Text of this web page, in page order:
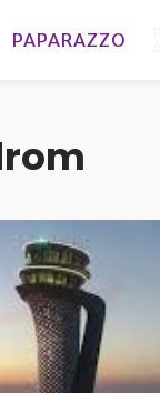
PAPARAZZO